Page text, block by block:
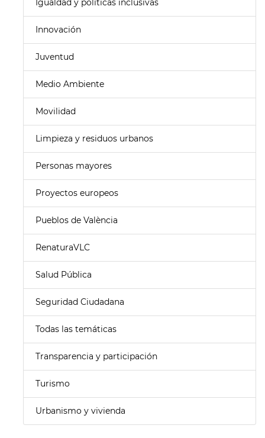
Igualdad y políticas inclusivas
Innovación
Juventud
Medio Ambiente
Movilidad
Limpieza y residuos urbanos
Personas mayores
Proyectos europeos
Pueblos de València
RenaturaVLC
Salud Pública
Seguridad Ciudadana
Todas las temáticas
Transparencia y participación
Turismo
Urbanismo y vivienda